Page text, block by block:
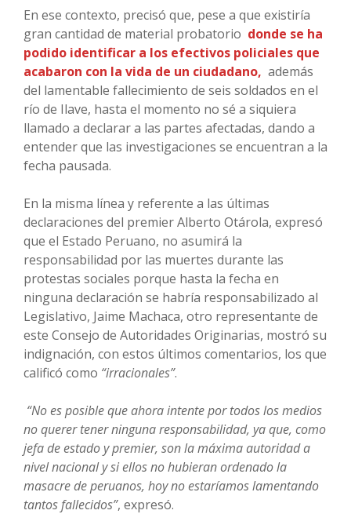
En ese contexto, precisó que, pese a que existiría
gran cantidad de material probatorio donde se ha
podido identificar a los efectivos policiales que
acabaron con la vida de un ciudadano, además
del lamentable fallecimiento de seis soldados en el
río de Ilave, hasta el momento no sé a siquiera
llamado a declarar a las partes afectadas, dando a
entender que las investigaciones se encuentran a la
fecha pausada.
En la misma línea y referente a las últimas
declaraciones del premier Alberto Otárola, expresó
que el Estado Peruano, no asumirá la
responsabilidad por las muertes durante las
protestas sociales porque hasta la fecha en
ninguna declaración se habría responsabilizado al
Legislativo, Jaime Machaca, otro representante de
este Consejo de Autoridades Originarias, mostró su
indignación, con estos últimos comentarios, los que
calificó como “irracionales”.
“No es posible que ahora intente por todos los medios
no querer tener ninguna responsabilidad, ya que, como
jefa de estado y premier, son la máxima autoridad a
nivel nacional y si ellos no hubieran ordenado la
masacre de peruanos, hoy no estaríamos lamentando
tantos fallecidos”, expresó.